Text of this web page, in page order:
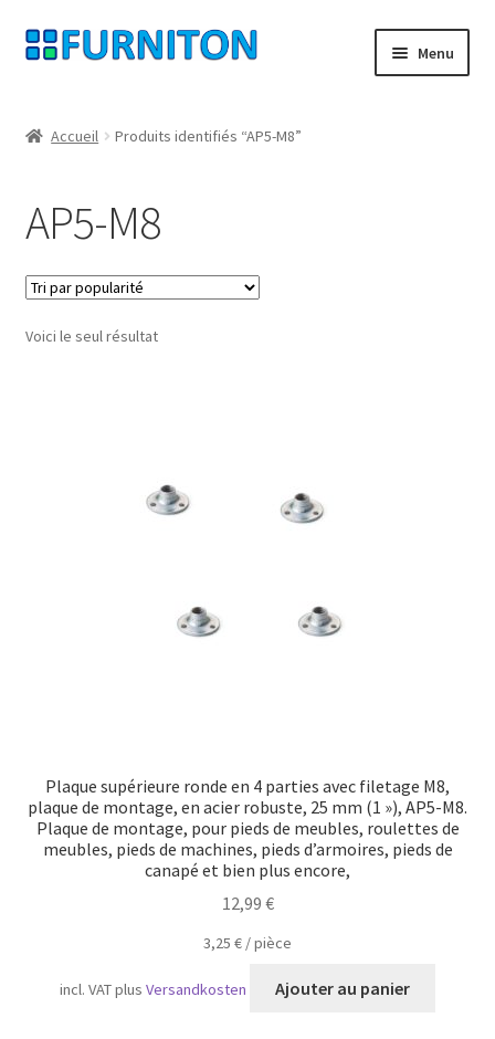
Aller
à
navigation
Aller
au
Menu
Protection des données
Droit de rétractation
Contact
Transport maritime
Accueil Produits identifiés “AP5-M8”
AP5-M8
Voici le seul résultat
Plaque supérieure ronde en 4 parties avec filetage M8,
plaque de montage, en acier robuste, 25 mm (1 »), AP5-M8.
Plaque de montage, pour pieds de meubles, roulettes de
meubles, pieds de machines, pieds d’armoires, pieds de
canapé et bien plus encore,
12,99 €
3,25 € /pièce
incl. VATplusVersandkosten Ajouter au panier